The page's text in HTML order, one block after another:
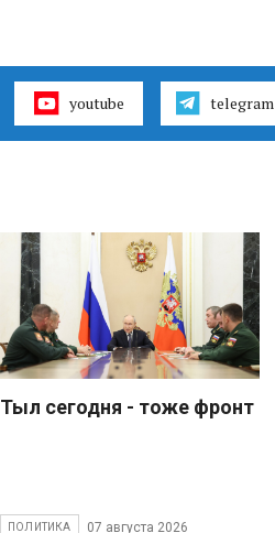
youtube telegram
Тыл сегодня - тоже фронт
ПОЛИТИКА 07 августа 2026